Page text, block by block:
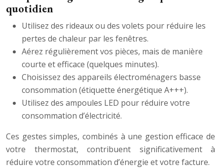
quotidien
Utilisez des rideaux ou des volets pour réduire les
pertes de chaleur par les fenêtres.
Aérez régulièrement vos pièces, mais de manière
courte et efficace (quelques minutes).
Choisissez des appareils électroménagers basse
consommation (étiquette énergétique A+++).
Utilisez des ampoules LED pour réduire votre
consommation d’électricité.
Ces gestes simples, combinés à une gestion efficace de
votre thermostat, contribuent significativement à
réduire votre consommation d’énergie et votre facture.